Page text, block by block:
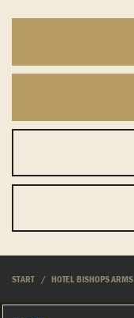
START HOTEL BISHOPS ARMS